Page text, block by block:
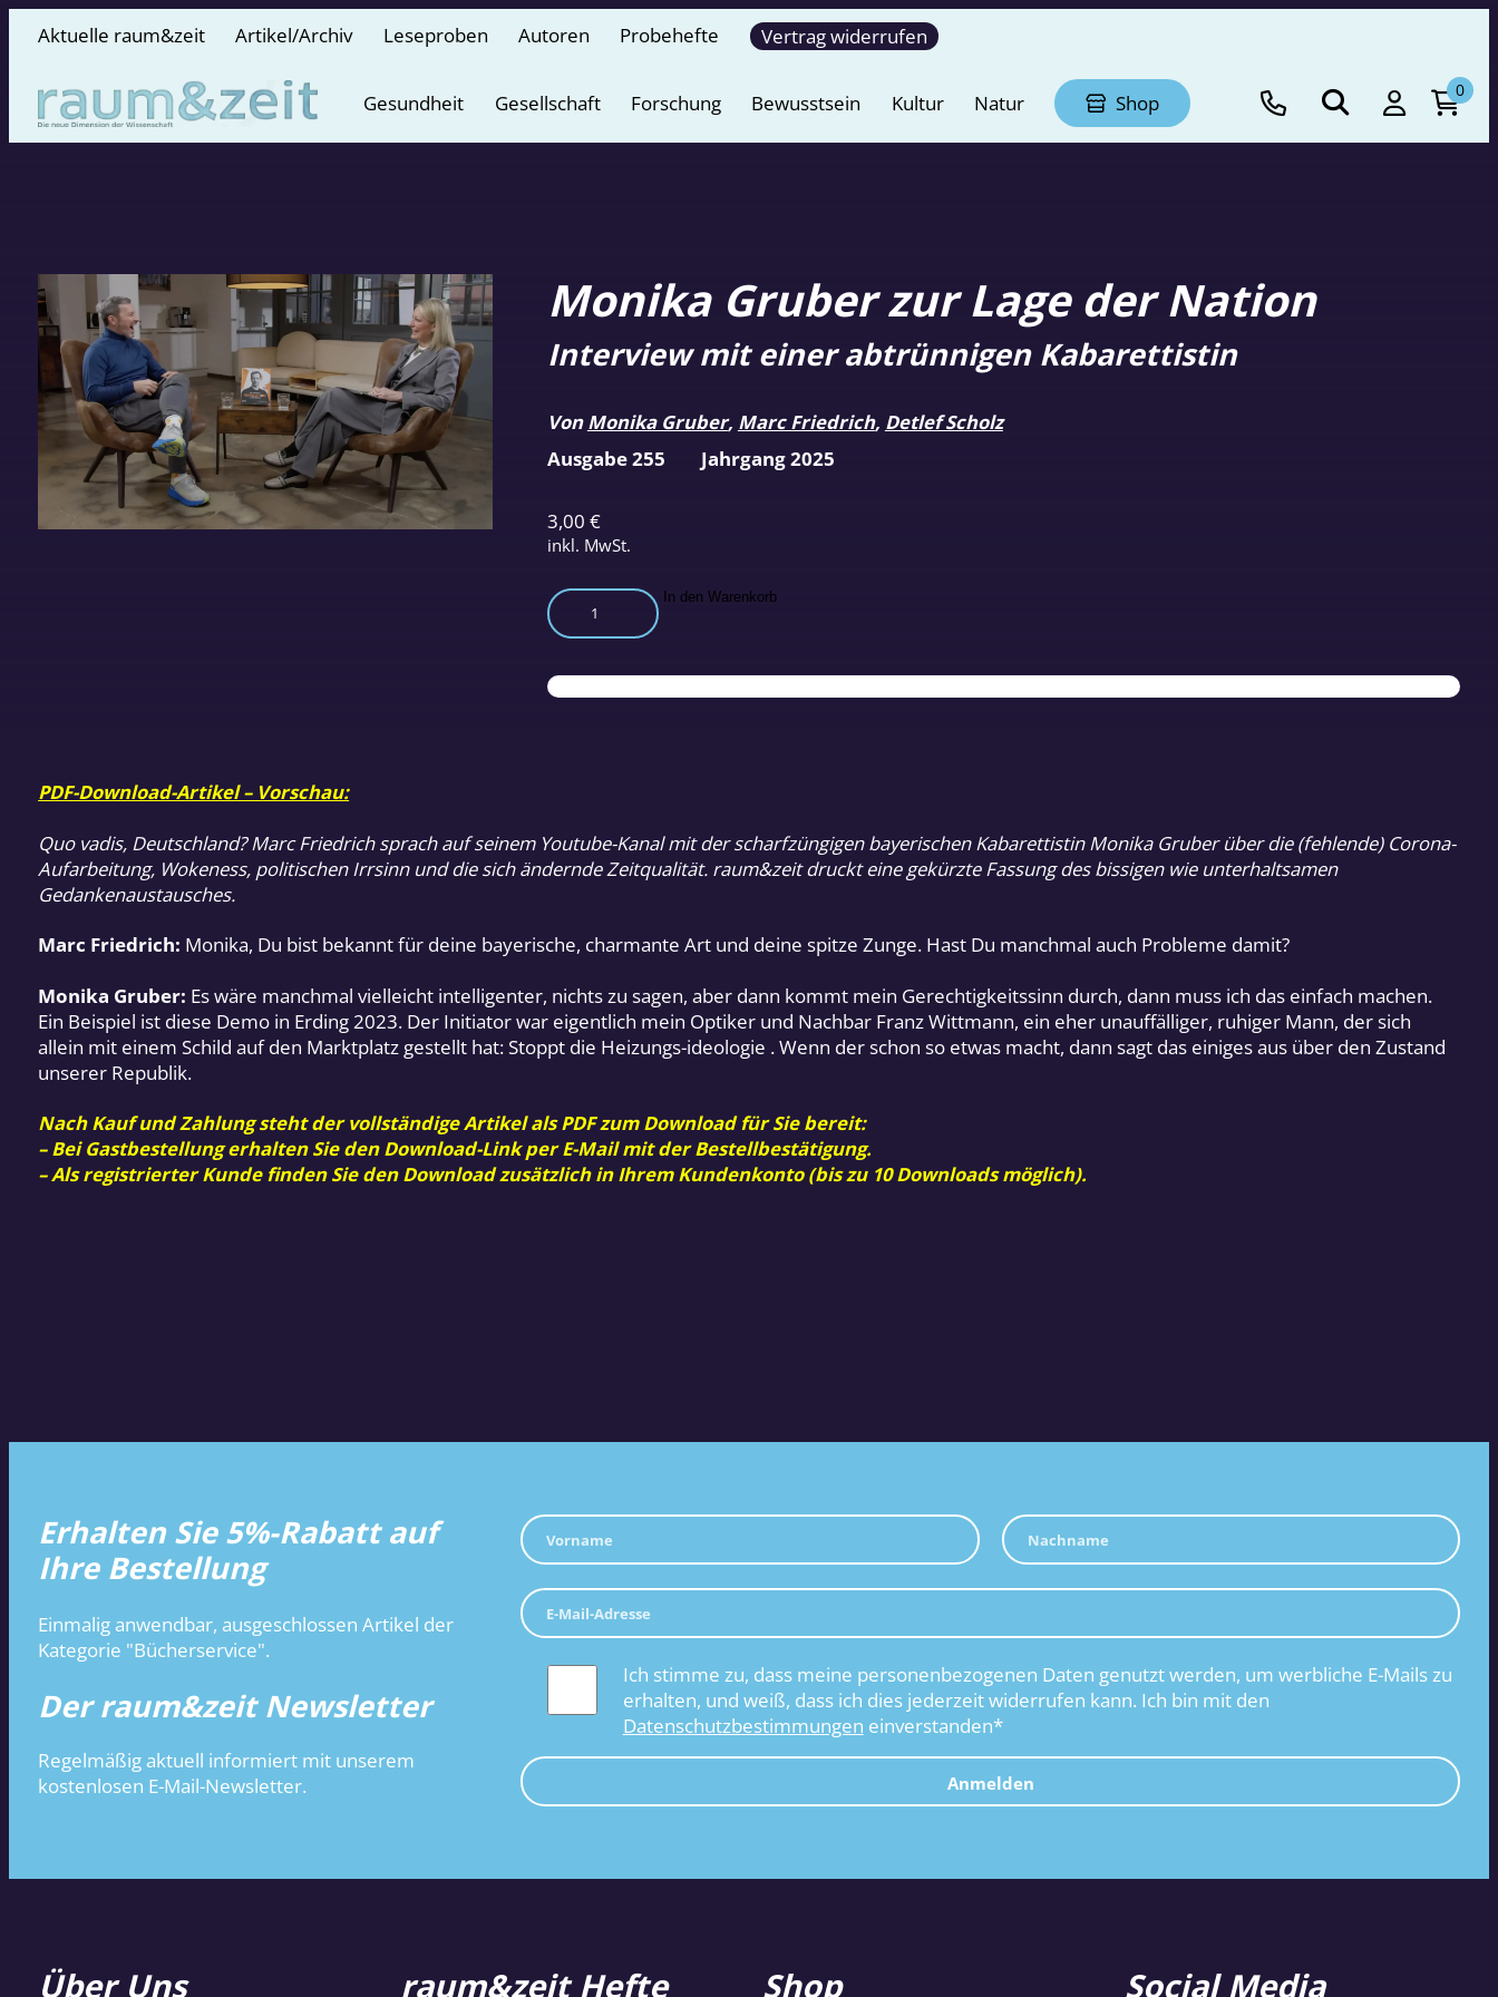
Aktuelle raum&zeit Artikel/Archiv Leseproben Autoren Probehefte Vertrag widerrufen
Gesundheit Gesellschaft Forschung Bewusstsein Kultur Natur Shop
0
Monika Gruber zur Lage der Nation
3,00 €
inkl. MwSt.
Interview mit einer abtrünnigen Kabarettistin
VonMonika Gruber, Marc Friedrich, Detlef Scholz
Monika
Gruber
Lage
der
In den Warenkorb
Ausgabe 255 Jahrgang 2025
PDF-Download-Artikel – Vorschau:
Quo vadis, Deutschland? Marc Friedrich sprach auf seinem Youtube-Kanal mit der scharfzüngigen bayerischen Kabarettistin Monika Gruber über die (fehlende) Corona-
Aufarbeitung, Wokeness, politischen Irrsinn und die sich ändernde Zeitqualität. raum&zeit druckt eine gekürzte Fassung des bissigen wie unterhaltsamen
Gedankenaustausches.
Marc Friedrich: Monika, Du bist bekannt für deine bayerische, charmante Art und deine spitze Zunge. Hast Du manchmal auch Probleme damit?
Monika Gruber: Es wäre manchmal vielleicht intelligenter, nichts zu sagen, aber dann kommt mein Gerechtigkeitssinn durch, dann muss ich das einfach machen.
Ein Beispiel ist diese Demo in Erding 2023. Der Initiator war eigentlich mein Optiker und Nachbar Franz Wittmann, ein eher unauffälliger, ruhiger Mann, der sich
allein mit einem Schild auf den Marktplatz gestellt hat: Stoppt die Heizungs-ideologie . Wenn der schon so etwas macht, dann sagt das einiges aus über den Zustand
unserer Republik.
Nach Kauf und Zahlung steht der vollständige Artikel als PDF zum Download für Sie bereit:
– Bei Gastbestellung erhalten Sie den Download-Link per E-Mail mit der Bestellbestätigung.
– Als registrierter Kunde finden Sie den Download zusätzlich in Ihrem Kundenkonto (bis zu 10 Downloads möglich).
Erhalten Sie 5%-Rabatt auf
Ihre Bestellung
Einmalig anwendbar, ausgeschlossen Artikel der
Kategorie "Bücherservice".
Der raum&zeit Newsletter
Regelmäßig aktuell informiert mit unserem
kostenlosen E-Mail-Newsletter.
Ich stimme zu, dass meine personenbezogenen Daten genutzt werden, um werbliche E-Mails zu
erhalten, und weiß, dass ich dies jederzeit widerrufen kann. Ich bin mit den
Datenschutzbestimmungen einverstanden*
Anmelden
Über Uns raum&zeit Hefte Shop Social Media